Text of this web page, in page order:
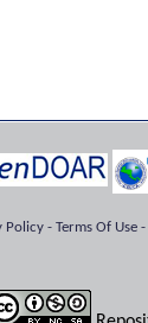
- Terms Of Use